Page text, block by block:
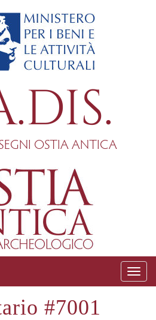
OSTIA ANTICA
7001